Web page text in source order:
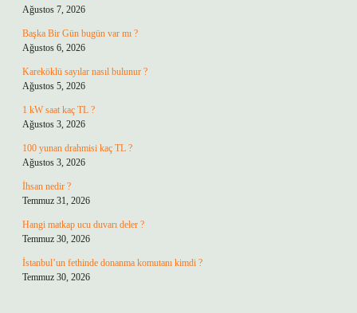
Ağustos 7, 2026
Başka Bir Gün bugün var mı ?
Ağustos 6, 2026
Kareköklü sayılar nasıl bulunur ?
Ağustos 5, 2026
1 kW saat kaç TL ?
Ağustos 3, 2026
100 yunan drahmisi kaç TL ?
Ağustos 3, 2026
İhsan nedir ?
Temmuz 31, 2026
Hangi matkap ucu duvarı deler ?
Temmuz 30, 2026
İstanbul’un fethinde donanma komutanı kimdi ?
Temmuz 30, 2026